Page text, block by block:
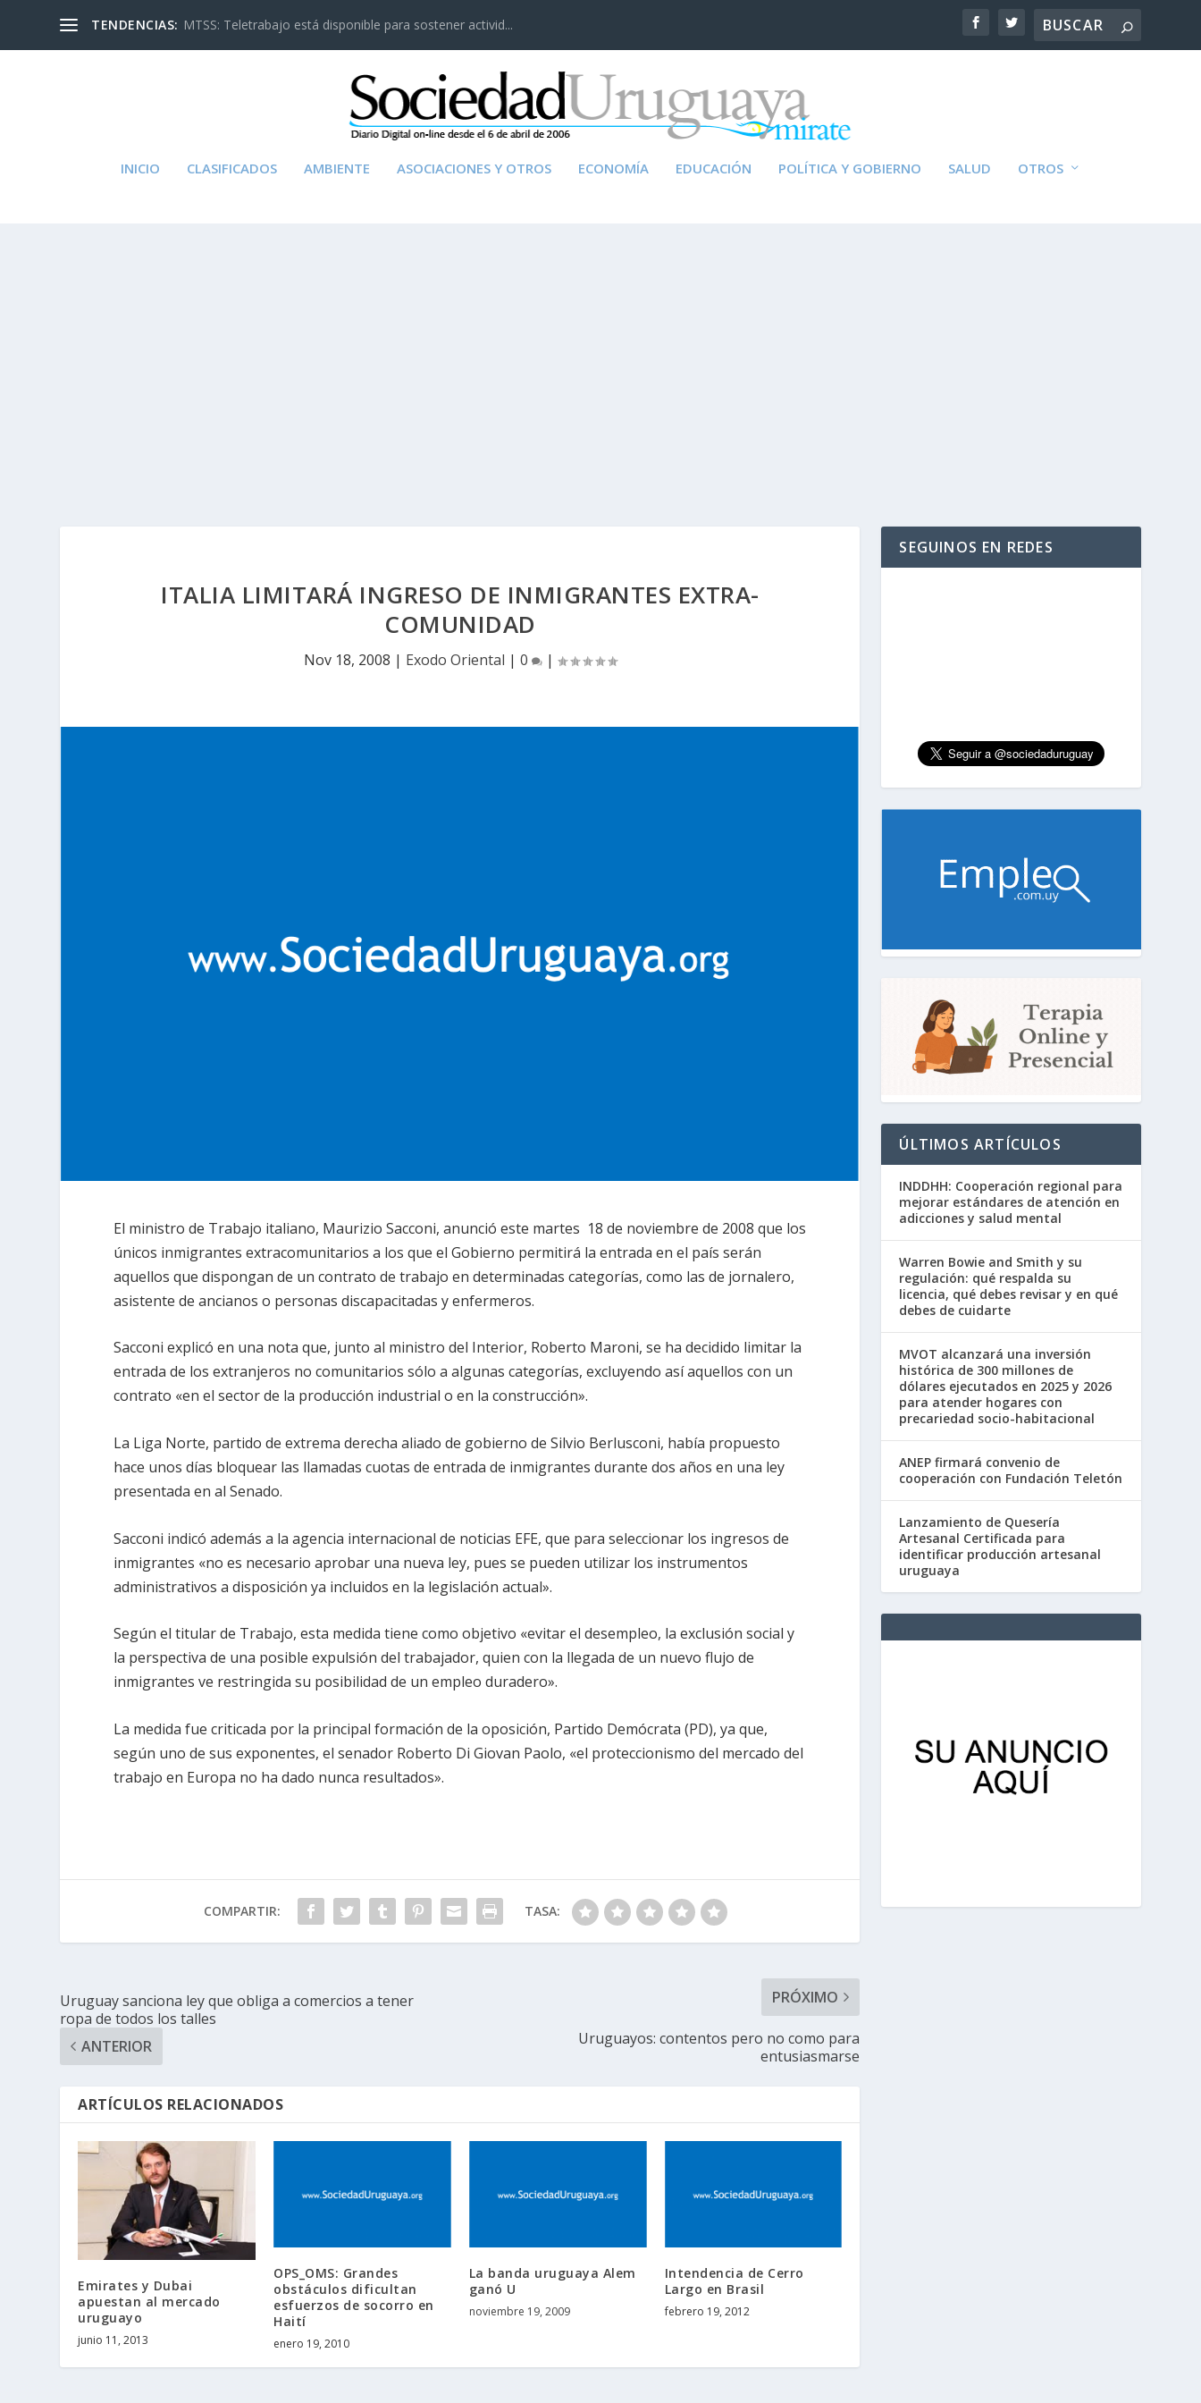
TENDENCIAS: MTSS: Teletrabajo está disponible para sostener activid...
INICIO CLASIFICADOS AMBIENTE ASOCIACIONES Y OTROS ECONOMÍA EDUCACIÓN POLÍTICA Y GOBIERNO SALUD OTROS
ITALIA LIMITARÁ INGRESO DE INMIGRANTES EXTRA-
COMUNIDAD
Nov 18, 2008 | Exodo Oriental | 0 |
El ministro de Trabajo italiano, Maurizio Sacconi, anunció este martes 18 de noviembre de 2008 que los
únicos inmigrantes extracomunitarios a los que el Gobierno permitirá la entrada en el país serán
aquellos que dispongan de un contrato de trabajo en determinadas categorías, como las de jornalero,
asistente de ancianos o personas discapacitadas y enfermeros.
Sacconi explicó en una nota que, junto al ministro del Interior, Roberto Maroni, se ha decidido limitar la
entrada de los extranjeros no comunitarios sólo a algunas categorías, excluyendo así aquellos con un
contrato «en el sector de la producción industrial o en la construcción».
La Liga Norte, partido de extrema derecha aliado de gobierno de Silvio Berlusconi, había propuesto
hace unos días bloquear las llamadas cuotas de entrada de inmigrantes durante dos años en una ley
presentada en al Senado.
Sacconi indicó además a la agencia internacional de noticias EFE, que para seleccionar los ingresos de
inmigrantes «no es necesario aprobar una nueva ley, pues se pueden utilizar los instrumentos
administrativos a disposición ya incluidos en la legislación actual».
Según el titular de Trabajo, esta medida tiene como objetivo «evitar el desempleo, la exclusión social y
la perspectiva de una posible expulsión del trabajador, quien con la llegada de un nuevo flujo de
inmigrantes ve restringida su posibilidad de un empleo duradero».
La medida fue criticada por la principal formación de la oposición, Partido Demócrata (PD), ya que,
según uno de sus exponentes, el senador Roberto Di Giovan Paolo, «el proteccionismo del mercado del
trabajo en Europa no ha dado nunca resultados».
COMPARTIR: TASA:
Uruguay sanciona ley que obliga a comercios a tener
ropa de todos los talles
ANTERIOR
PRÓXIMO
Uruguayos: contentos pero no como para
entusiasmarse
ARTÍCULOS RELACIONADOS
Emirates y Dubai
apuestan al mercado
uruguayo
junio 11, 2013
OPS_OMS: Grandes
obstáculos dificultan
esfuerzos de socorro en
Haití
enero 19, 2010
La banda uruguaya Alem
ganó U
noviembre 19, 2009
Intendencia de Cerro
Largo en Brasil
febrero 19, 2012
SEGUINOS EN REDES
ÚLTIMOS ARTÍCULOS
INDDHH: Cooperación regional para
mejorar estándares de atención en
adicciones y salud mental
Warren Bowie and Smith y su
regulación: qué respalda su
licencia, qué debes revisar y en qué
debes de cuidarte
MVOT alcanzará una inversión
histórica de 300 millones de
dólares ejecutados en 2025 y 2026
para atender hogares con
precariedad socio-habitacional
ANEP firmará convenio de
cooperación con Fundación Teletón
Lanzamiento de Quesería
Artesanal Certificada para
identificar producción artesanal
uruguaya